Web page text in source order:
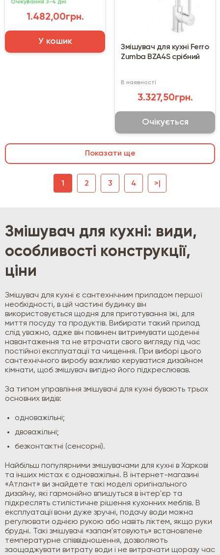
Очікування 3-4 дні
1.482,00грн.
У кошик
Змішувач для кухні Ferro
Zumba BZA4S срібний
В наявності
3.327,50грн.
Очікується
Показати ще
1 2 3 4 >|
Змішувач для кухні: види,
особливості конструкції,
ціни
Змішувач для кухні є сантехнічним приладом першої
необхідності, в цій частині будинку він
використовується щодня для приготування їжі, для
миття посуду та продуктів. Вибирати такий прилад
слід уважно, адже він повинен витримувати щоденні
навантаження та не втрачати свого вигляду під час
постійної експлуатації та чищення. При виборі цього
сантехнічного виробу важливо керуватися дизайном
кімнати, щоб змішувач вигідно його підкреслював.
За типом управління змішувачі для кухні бувають трьох
основних видів:
одноважільні;
двоважільні;
безконтактні (сенсорні).
Найбільш популярними змішувачами для кухні в Харкові
та інших містах є одноважільні. В інтернет-магазині
«Атлант» ви знайдете такі моделі оригінального
дизайну, які гармонійно впишуться в інтер'єр та
підкреслять стилістичне рішення кухонних меблів. В
експлуатації вони дуже зручні, подачу води можна
регулювати однією рукою або навіть ліктем, якщо руки
брудні. Такі змішувачі «запам'ятовують» встановлене
температурне співвідношення, дозволяють
заощаджувати витрату води і не витрачати щоразу час